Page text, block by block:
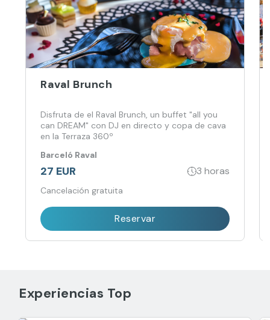
Raval Brunch
Disfruta de el Raval Brunch, un buffet "all you
can DREAM" con DJ en directo y copa de cava
en la Terraza 360º
Barceló Raval
27 EUR 3 horas
Cancelación gratuita
Reservar
Experiencias Top